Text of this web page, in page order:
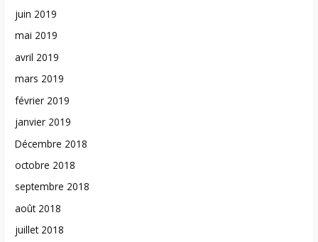
juin 2019
mai 2019
avril 2019
mars 2019
février 2019
janvier 2019
Décembre 2018
octobre 2018
septembre 2018
août 2018
juillet 2018